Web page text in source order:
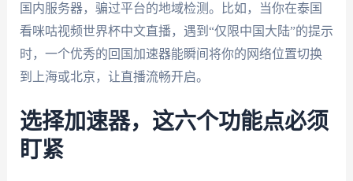
国内服务器，骗过平台的地域检测。比如，当你在泰国
看咪咕视频世界杯中文直播，遇到“仅限中国大陆”的提示
时，一个优秀的回国加速器能瞬间将你的网络位置切换
到上海或北京，让直播流畅开启。
选择加速器，这六个功能点必须
盯紧